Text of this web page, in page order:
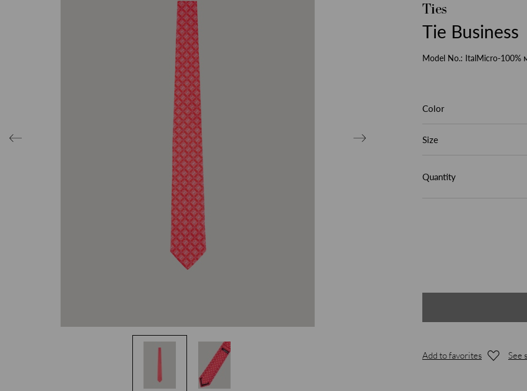
Ties
Tie Business
Model No.: ItalMicro-100%
Color
Size
Quantity
Add to favorites See